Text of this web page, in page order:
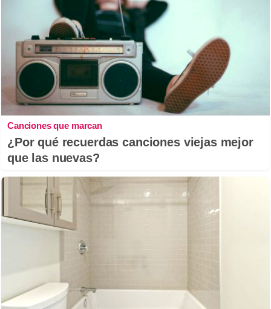
Canciones que marcan
¿Por qué recuerdas canciones viejas mejor
que las nuevas?